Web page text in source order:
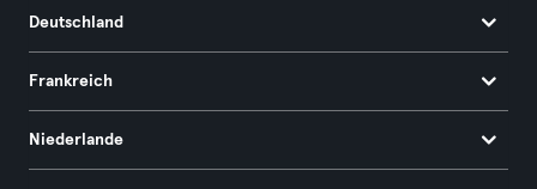
Deutschland
Frankreich
Niederlande